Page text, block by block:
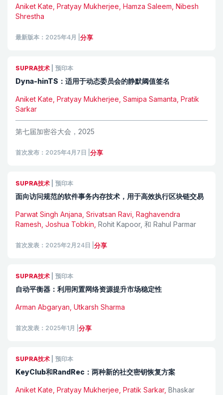
Aniket Kate, Pratyay Mukherjee, Hamza Saleem, Nibesh
Shrestha
最新版本：2025年4月 分享
SUPRA技术 预印本
Dyna-hinTS：适用于动态委员会的静默阈值签名
Aniket Kate, Pratyay Mukherjee, Samipa Samanta, Pratik
Sarkar
第七届加密谷大会，2025
首次发布：2025年4月7日 分享
SUPRA技术 预印本
面向访问规范的软件事务内存技术，用于高效执行区块链交易
Parwat Singh Anjana, Srivatsan Ravi, Raghavendra
Ramesh, Joshua Tobkin, Rohit Kapoor, 和 Rahul Parmar
首次发表：2025年2月24日 分享
SUPRA技术 预印本
自动平衡器：利用闲置网络资源提升市场稳定性
Arman Abgaryan, Utkarsh Sharma
首次发表：2025年1月 分享
SUPRA技术 预印本
KeyClub和RandRec：两种新的社交密钥恢复方案
Aniket Kate, Pratyay Mukherjee, Pratik Sarkar, Bhaskar